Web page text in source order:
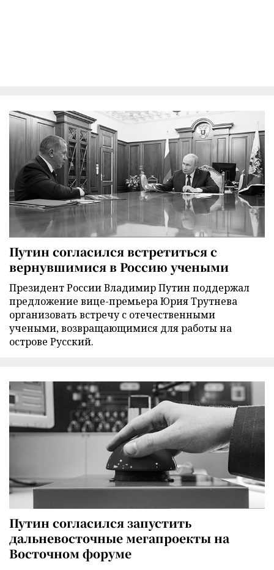
Путин согласился встретиться с
вернувшимися в Россию учеными
Президент России Владимир Путин поддержал
предложение вице-премьера Юрия Трутнева
организовать встречу с отечественными
учеными, возвращающимися для работы на
острове Русский.
Путин согласился запустить
дальневосточные мегапроекты на
Восточном форуме